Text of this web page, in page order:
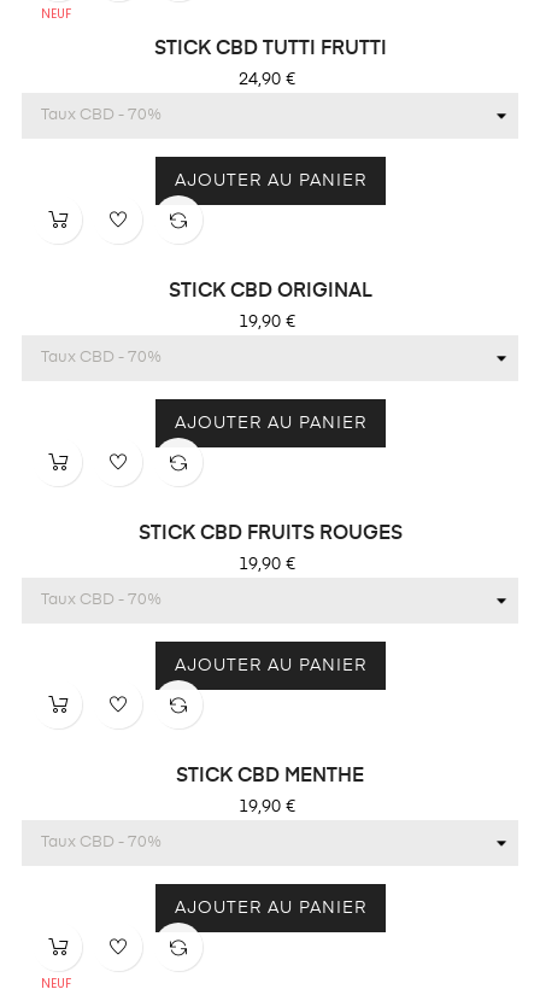
NEUF
STICK CBD TUTTI FRUTTI
Prix
24,90 €
AJOUTER AU PANIER
STICK CBD ORIGINAL
Prix
19,90 €
AJOUTER AU PANIER
STICK CBD FRUITS ROUGES
Prix
19,90 €
AJOUTER AU PANIER
STICK CBD MENTHE
Prix
19,90 €
AJOUTER AU PANIER
NEUF